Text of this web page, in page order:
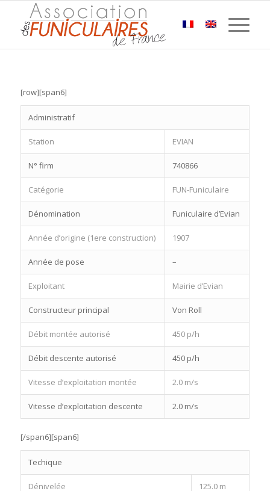
[row][span6]
Administratif
Station EVIAN
N° firm 740866
Catégorie FUN-Funiculaire
Dénomination Funiculaire d’Evian
Année d’origine (1ere construction) 1907
Année de pose –
Exploitant Mairie d’Evian
Constructeur principal Von Roll
Débit montée autorisé 450 p/h
Débit descente autorisé 450 p/h
Vitesse d’exploitation montée 2.0 m/s
Vitesse d’exploitation descente 2.0 m/s
[/span6][span6]
Techique
Dénivelée 125.0 m